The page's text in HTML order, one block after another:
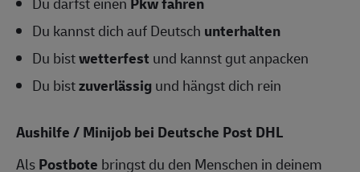
Du kannst dich auf Deutsch unterhalten
Du bistwetterfest und kannst gut anpacken
Du bistzuverlässigund hängst dich rein
Aushilfe / Minijob bei Deutsche Post DHL
AlsPostbote bringst du den Menschen in deinem